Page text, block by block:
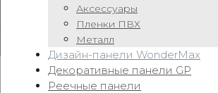
Аксессуары
Пленки ПВХ
Металл
Дизайн-панели WonderMax
Декоративные панели GP
Реечные панели